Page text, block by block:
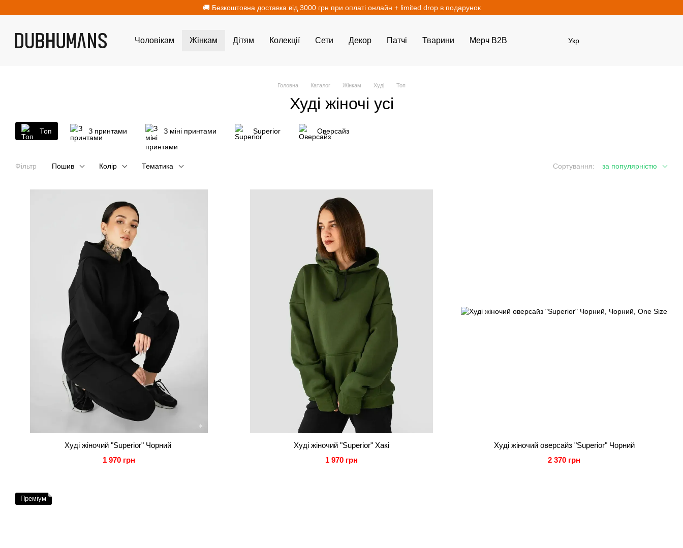
🚚 Безкоштовна доставка від 3000 грн при оплаті онлайн + limited drop в подарунок
Чоловікам Жінкам Дітям Колекції Сети Декор Патчі Тварини Мерч B2B Укр
Головна Каталог Жінкам Худі Топ
Худі жіночі усі
Топ З принтами З міні принтами Superior Оверсайз
Фільтр Пошив Колір Тематика Сортування: за популярністю
Худі жіночий "Superior" Чорний
1 970 грн
Худі жіночий "Superior" Хакі
1 970 грн
Худі жіночий оверсайз "Superior" Чорний
2 370 грн
Преміум